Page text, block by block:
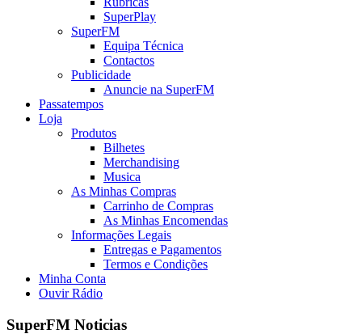
SuperPlay
SuperFM
Equipa Técnica
Contactos
Publicidade
Anuncie na SuperFM
Passatempos
Loja
Produtos
Bilhetes
Merchandising
Musica
As Minhas Compras
Carrinho de Compras
As Minhas Encomendas
Informações Legais
Entregas e Pagamentos
Termos e Condições
Minha Conta
Ouvir Rádio
SuperFM Noticias